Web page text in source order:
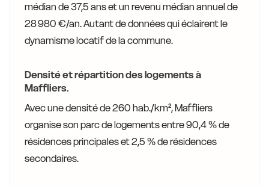
médian de 37,5 ans et un revenu médian annuel de
28 980 €/an. Autant de données qui éclairent le
dynamisme locatif de la commune.
Densité et répartition des logements à
Maffliers.
Avec une densité de 260 hab./km², Maffliers
organise son parc de logements entre 90,4 % de
résidences principales et 2,5 % de résidences
secondaires.